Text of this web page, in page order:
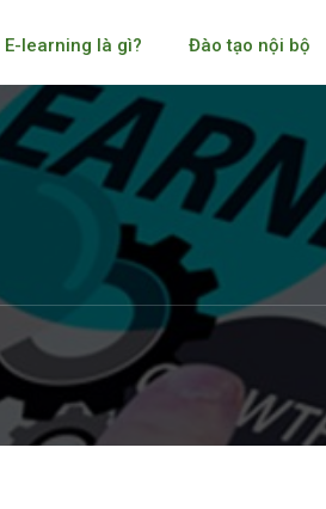
E-learning là gì? Đào tạo nội bộ